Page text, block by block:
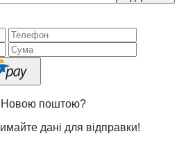
Новою поштою?
дані для відправки!